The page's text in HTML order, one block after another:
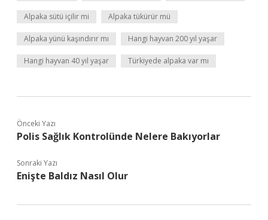
Alpaka sütü içilir mi Alpaka tükürür mü
Alpaka yünü kaşındırır mı Hangi hayvan 200 yıl yaşar
Hangi hayvan 40 yıl yaşar Türkiyede alpaka var mı
Önceki Yazı
Polis Sağlık Kontrolünde Nelere Bakıyorlar
Sonraki Yazı
Enişte Baldız Nasıl Olur